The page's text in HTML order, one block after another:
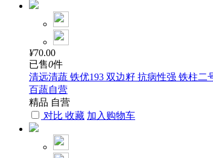
¥70.00
已售0件
清远清蔬 铁优193 双边籽 抗病性强 铁柱
百蔬自营
精品 自营
对比 收藏 加入购物车